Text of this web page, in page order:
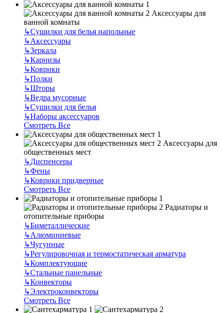
Аксессуары для
ванной комнаты
↳Сушилки для белья напольные
↳Аксессуары
↳Зеркала
↳Карнизы
↳Коврики
↳Полки
↳Шторы
↳Ведра мусорные
↳Сушилки для белья
↳Наборы аксессуаров
Смотреть Все
Аксессуары для
общественных мест
↳Диспенсеры
↳Фены
↳Коврики придверные
Смотреть Все
Радиаторы и
отопительные приборы
↳Биметаллические
↳Алюминиевые
↳Чугунные
↳Регулировочная и термостатическая арматура
↳Комплектующие
↳Стальные панельные
↳Конвекторы
↳Электроконвекторы
Смотреть Все